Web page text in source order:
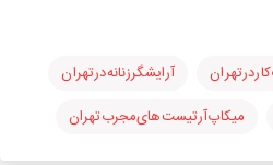
آرایشگر‌زنانه‌در‌تهران
میکاپ‌آرتیست‌های‌مجرب‌تهران